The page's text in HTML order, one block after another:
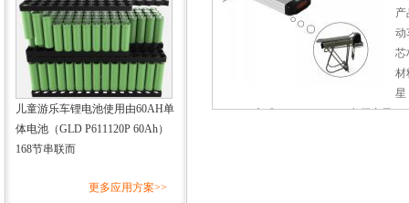
儿童游乐车锂电池使用由60AH单
体电池（GLD P611120P 60Ah）
168节串联而
更多应用方案>>
表电子设备
产
动
芯
材
星
方式：18650 10S5P 电压容量